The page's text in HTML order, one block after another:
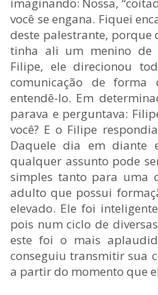
você se engana. Fiquei
deste palestrante, porque
tinha ali um menino de
Filipe, ele direcionou
comunicação de forma
entendê-lo. Em
parava e perguntava:
você? E o Filipe
Daquele dia em diante
qualquer assunto pode
simples tanto para uma
adulto que possui
elevado. Ele foi
pois num ciclo de
este foi o mais
conseguiu transmitir sua
a partir do momento que